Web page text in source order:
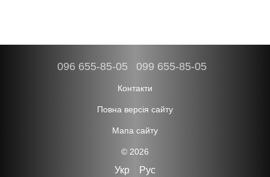
096 655-85-05 099 655-85-05
Контакти
Повна версія сайту
Мапа сайту
© 2026
Укр Рус